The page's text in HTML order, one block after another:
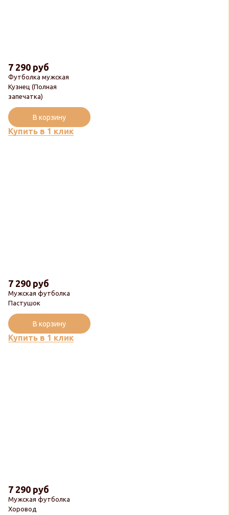
Футболка мужская
Кузнец (Полная
запечатка)
7 290 руб
Купить в 1 клик
В корзину
Мужская футболка
Пастушок
7 290 руб
Купить в 1 клик
В корзину
Мужская футболка
Хоровод
7 290 руб